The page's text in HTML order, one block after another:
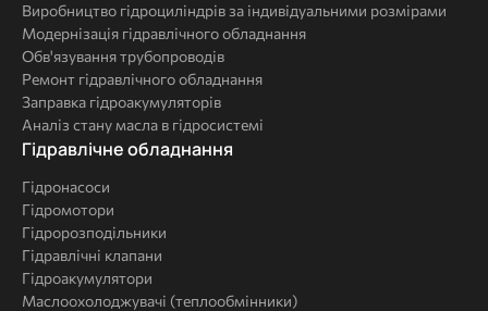
Виробництво гідроциліндрів за індивідуальними розмірами
Модернізація гідравлічного обладнання
Обв'язування трубопроводів
Ремонт гідравлічного обладнання
Заправка гідроакумуляторів
Аналіз стану масла в гідросистемі
Комплексні
Гідравлічне обладнання
Гідронасоси
Гідромотори
Гідророзподільники
Гідравлічні клапани
Гідроакумулятори
Маслоохолоджувачі (теплообмінники)